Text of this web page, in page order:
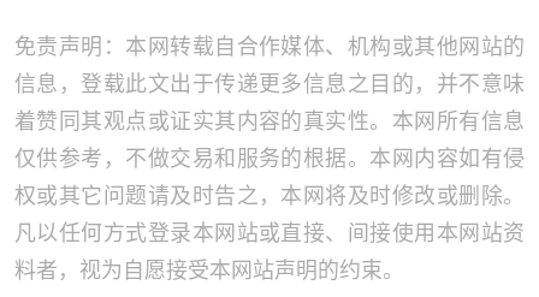
免责声明：本网转载自合作媒体、机构或其他网站的
信息，登载此文出于传递更多信息之目的，并不意味
着赞同其观点或证实其内容的真实性。本网所有信息
仅供参考，不做交易和服务的根据。本网内容如有侵
权或其它问题请及时告之，本网将及时修改或删除。
凡以任何方式登录本网站或直接、间接使用本网站资
料者，视为自愿接受本网站声明的约束。